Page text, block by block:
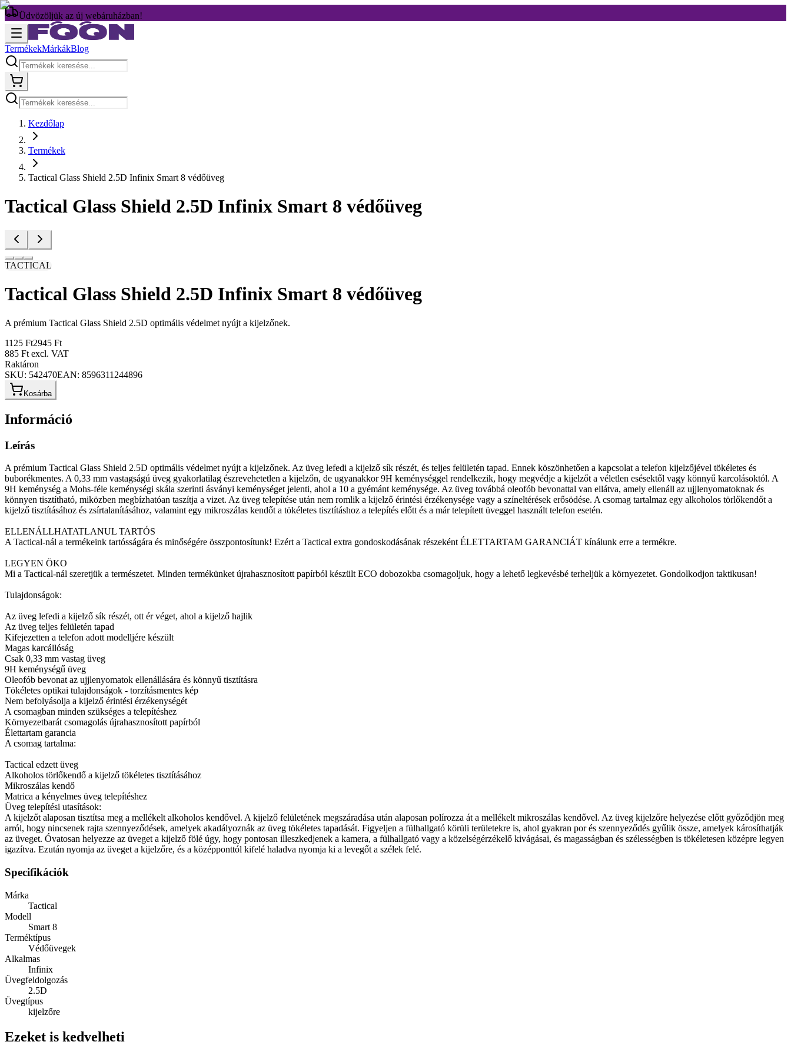
Üdvözöljük az új webáruházban!
TermékekMárkákBlog
Kezdőlap
Termékek
Tactical Glass Shield 2.5D Infinix Smart 8 védőüveg
Tactical Glass Shield 2.5D Infinix Smart 8 védőüveg
TACTICAL
Tactical Glass Shield 2.5D Infinix Smart 8 védőüveg
A prémium Tactical Glass Shield 2.5D optimális védelmet nyújt a kijelzőnek.
1125 Ft2945 Ft
885 Ft excl. VAT
Raktáron
SKU: 542470EAN: 8596311244896
Kosárba
Információ
Leírás
A prémium Tactical Glass Shield 2.5D optimális védelmet nyújt a kijelzőnek. Az üveg lefedi a kijelző sík részét, és teljes felületén tapad. Ennek köszönhetően a kapcsolat a telefon kijelzőjével tökéletes és
buborékmentes. A 0,33 mm vastagságú üveg gyakorlatilag észrevehetetlen a kijelzőn, de ugyanakkor 9H keménységgel rendelkezik, hogy megvédje a kijelzőt a véletlen esésektől vagy könnyű karcolásoktól. A
9H keménység a Mohs-féle keménységi skála szerinti ásványi keménységet jelenti, ahol a 10 a gyémánt keménysége. Az üveg továbbá oleofób bevonattal van ellátva, amely ellenáll az ujjlenyomatoknak és
könnyen tisztítható, miközben megbízhatóan taszítja a vizet. Az üveg telepítése után nem romlik a kijelző érintési érzékenysége vagy a színeltérések erősödése. A csomag tartalmaz egy alkoholos törlőkendőt a
kijelző tisztításához és zsírtalanításához, valamint egy mikroszálas kendőt a tökéletes tisztításhoz a telepítés előtt és a már telepített üveggel használt telefon esetén.
ELLENÁLLHATATLANUL TARTÓS
A Tactical-nál a termékeink tartósságára és minőségére összpontosítunk! Ezért a Tactical extra gondoskodásának részeként ÉLETTARTAM GARANCIÁT kínálunk erre a termékre.
LEGYEN ÖKO
Mi a Tactical-nál szeretjük a természetet. Minden termékünket újrahasznosított papírból készült ECO dobozokba csomagoljuk, hogy a lehető legkevésbé terheljük a környezetet. Gondolkodjon taktikusan!
Tulajdonságok:
Az üveg lefedi a kijelző sík részét, ott ér véget, ahol a kijelző hajlik
Az üveg teljes felületén tapad
Kifejezetten a telefon adott modelljére készült
Magas karcállóság
Csak 0,33 mm vastag üveg
9H keménységű üveg
Oleofób bevonat az ujjlenyomatok ellenállására és könnyű tisztításra
Tökéletes optikai tulajdonságok - torzításmentes kép
Nem befolyásolja a kijelző érintési érzékenységét
A csomagban minden szükséges a telepítéshez
Környezetbarát csomagolás újrahasznosított papírból
Élettartam garancia
A csomag tartalma:
Tactical edzett üveg
Alkoholos törlőkendő a kijelző tökéletes tisztításához
Mikroszálas kendő
Matrica a kényelmes üveg telepítéshez
Üveg telepítési utasítások:
A kijelzőt alaposan tisztítsa meg a mellékelt alkoholos kendővel. A kijelző felületének megszáradása után alaposan polírozza át a mellékelt mikroszálas kendővel. Az üveg kijelzőre helyezése előtt győződjön meg
arról, hogy nincsenek rajta szennyeződések, amelyek akadályoznák az üveg tökéletes tapadását. Figyeljen a fülhallgató körüli területekre is, ahol gyakran por és szennyeződés gyűlik össze, amelyek károsíthatják
az üveget. Óvatosan helyezze az üveget a kijelző fölé úgy, hogy pontosan illeszkedjenek a kamera, a fülhallgató vagy a közelségérzékelő kivágásai, és magasságban és szélességben is tökéletesen középre legyen
igazítva. Ezután nyomja az üveget a kijelzőre, és a középponttól kifelé haladva nyomja ki a levegőt a szélek felé.
Specifikációk
Márka
Tactical
Modell
Smart 8
Terméktípus
Védőüvegek
Alkalmas
Infinix
Üvegfeldolgozás
2.5D
Üvegtípus
kijelzőre
Ezeket is kedvelheti